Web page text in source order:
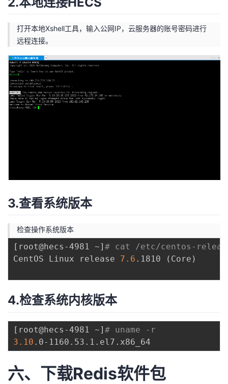
打开本地Xshell工具，输入公网IP，云服务器的账号密码进行
远程连接。
3.查看系统版本
检查操作系统版本
[ root@hecs-4981 ~] # cat /etc/centos-
CentOS Linux release 7.6 .1810 ( Core )
4.检查系统内核版本
[ root@hecs-4981 ~] # uname -r
3.10
六、下载Redis软件包